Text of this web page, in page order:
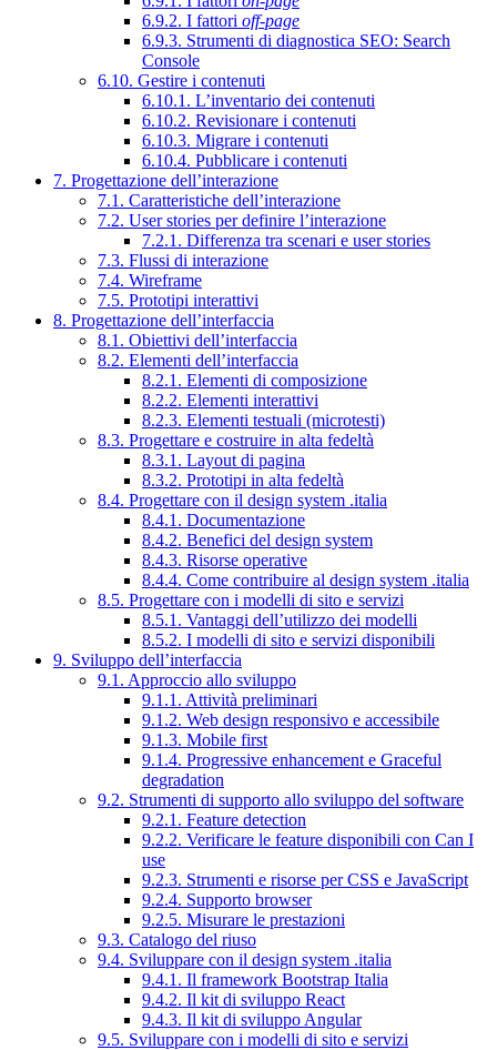
6.9.2. I fattori off-page
6.9.3. Strumenti di diagnostica SEO: Search
Console
6.10. Gestire i contenuti
6.10.1. L’inventario dei contenuti
6.10.2. Revisionare i contenuti
6.10.3. Migrare i contenuti
6.10.4. Pubblicare i contenuti
7. Progettazione dell’interazione
7.1. Caratteristiche dell’interazione
7.2. User stories per definire l’interazione
7.2.1. Differenza tra scenari e user stories
7.3. Flussi di interazione
7.4. Wireframe
7.5. Prototipi interattivi
8. Progettazione dell’interfaccia
8.1. Obiettivi dell’interfaccia
8.2. Elementi dell’interfaccia
8.2.1. Elementi di composizione
8.2.2. Elementi interattivi
8.2.3. Elementi testuali (microtesti)
8.3. Progettare e costruire in alta fedeltà
8.3.1. Layout di pagina
8.3.2. Prototipi in alta fedeltà
8.4. Progettare con il design system .italia
8.4.1. Documentazione
8.4.2. Benefici del design system
8.4.3. Risorse operative
8.4.4. Come contribuire al design system .italia
8.5. Progettare con i modelli di sito e servizi
8.5.1. Vantaggi dell’utilizzo dei modelli
8.5.2. I modelli di sito e servizi disponibili
9. Sviluppo dell’interfaccia
9.1. Approccio allo sviluppo
9.1.1. Attività preliminari
9.1.2. Web design responsivo e accessibile
9.1.3. Mobile first
9.1.4. Progressive enhancement e Graceful
degradation
9.2. Strumenti di supporto allo sviluppo del software
9.2.1. Feature detection
9.2.2. Verificare le feature disponibili con Can I
use
9.2.3. Strumenti e risorse per CSS e JavaScript
9.2.4. Supporto browser
9.2.5. Misurare le prestazioni
9.3. Catalogo del riuso
9.4. Sviluppare con il design system .italia
9.4.1. Il framework Bootstrap Italia
9.4.2. Il kit di sviluppo React
9.4.3. Il kit di sviluppo Angular
9.5. Sviluppare con i modelli di sito e servizi